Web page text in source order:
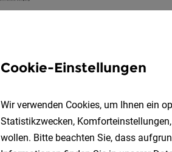
Mitarbeiter:in
G4S Secure
Als MitarbeiterIn
Cookie-Einstellungen
Wir verwenden Cookies, um Ihnen ein
Statistikzwecken,
wollen. Bitte beachten Sie, dass